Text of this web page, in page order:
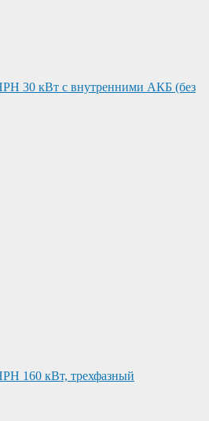
30 кВт с внутренними АКБ (без
160 кВт, трехфазный